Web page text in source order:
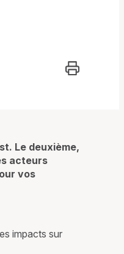
Le deuxième,
acteurs
vos
impacts sur